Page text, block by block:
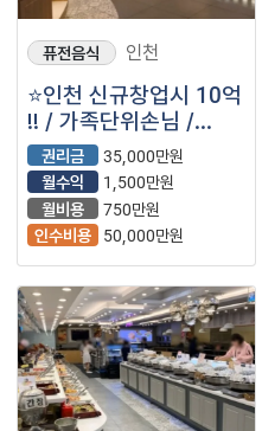
퓨전음식 인천
⭐인천 신규창업시 10억
!! / 가족단위손님 /
안정적으로 자리잡혀
운영중인 ＂쿠우쿠우＂
입니다⭐
권리금
35,000만원
월수익
1,500만원
월비용
750만원
인수비용
50,000만원